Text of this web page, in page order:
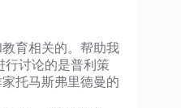
育相关的。帮助我
行讨论的是普利策
托马斯弗里德曼的